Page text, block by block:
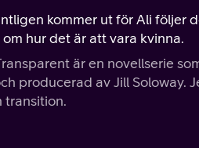
kommer ut för Ali följer
hur det är att vara kvinna.
är en novellserie
producerad av Jill Soloway.
transition.